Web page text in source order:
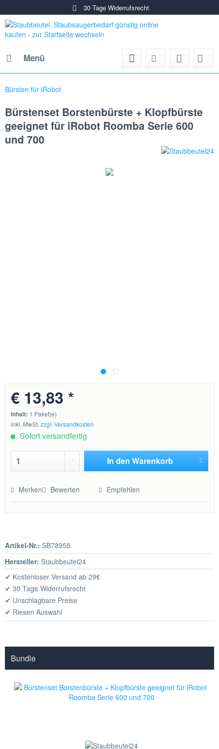
30 Tage Widerrufsrecht
Menü
Bürsten für iRobot
Bürstenset Borstenbürste + Klopfbürste
geeignet für iRobot Roomba Serie 600
und 700
€ 13,83 *
Inhalt: 1 Paket(e)
inkl. MwSt.zzgl. Versandkosten
Sofort versandfertig
In den Warenkorb
Merken Bewerten Empfehlen
Artikel-Nr.: SB78958
Hersteller: Staubbeutel24
✔ Kostenloser Versand ab 29€
✔ 30 Tage Widerrufsrecht
✔ Unschlagbare Preise
✔ Riesen Auswahl
Bundle